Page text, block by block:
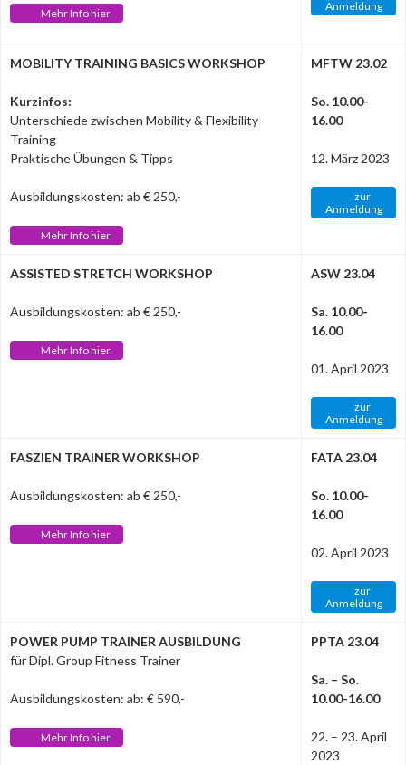
Mehr Info hier
Anmeldung
MOBILITY TRAINING BASICS WORKSHOP
Kurzinfos:
Unterschiede zwischen Mobility & Flexibility
Training
Praktische Übungen & Tipps
Ausbildungskosten: ab € 250,-
Mehr Info hier
MFTW 23.02
So. 10.00-
16.00
12. März 2023
zur
Anmeldung
ASSISTED STRETCH WORKSHOP
Ausbildungskosten: ab € 250,-
Mehr Info hier
ASW 23.04
Sa. 10.00-
16.00
01. April 2023
zur
Anmeldung
FASZIEN TRAINER WORKSHOP
Ausbildungskosten: ab € 250,-
Mehr Info hier
FATA 23.04
So. 10.00-
16.00
02. April 2023
zur
Anmeldung
POWER PUMP TRAINER AUSBILDUNG
für Dipl. Group Fitness Trainer
Ausbildungskosten: ab: € 590,-
Mehr Info hier
PPTA 23.04
Sa. – So.
10.00-16.00
22. – 23. April
2023